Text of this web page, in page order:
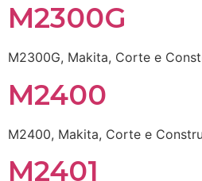
M2300G
M2300G, Makita, Corte e
M2400
M2400, Makita, Corte e
M2401